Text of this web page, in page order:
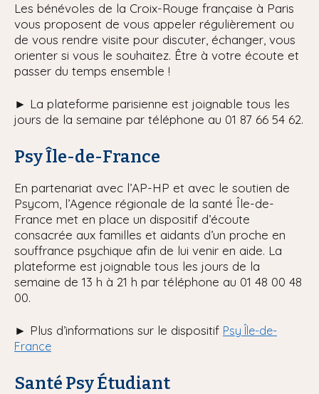
Les bénévoles de la Croix-Rouge française à Paris
vous proposent de vous appeler régulièrement ou
de vous rendre visite pour discuter, échanger, vous
orienter si vous le souhaitez. Être à votre écoute et
passer du temps ensemble !
► La plateforme parisienne est joignable tous les
jours de la semaine par téléphone au 01 87 66 54 62.
Psy Île-de-France
En partenariat avec l’AP-HP et avec le soutien de
Psycom, l’Agence régionale de la santé Île-de-
France met en place un dispositif d’écoute
consacrée aux familles et aidants d’un proche en
souffrance psychique afin de lui venir en aide. La
plateforme est joignable tous les jours de la
semaine de 13 h à 21 h par téléphone au 01 48 00 48
00.
► Plus d’informations sur le dispositif Psy Île-de-
France
Santé Psy Étudiant